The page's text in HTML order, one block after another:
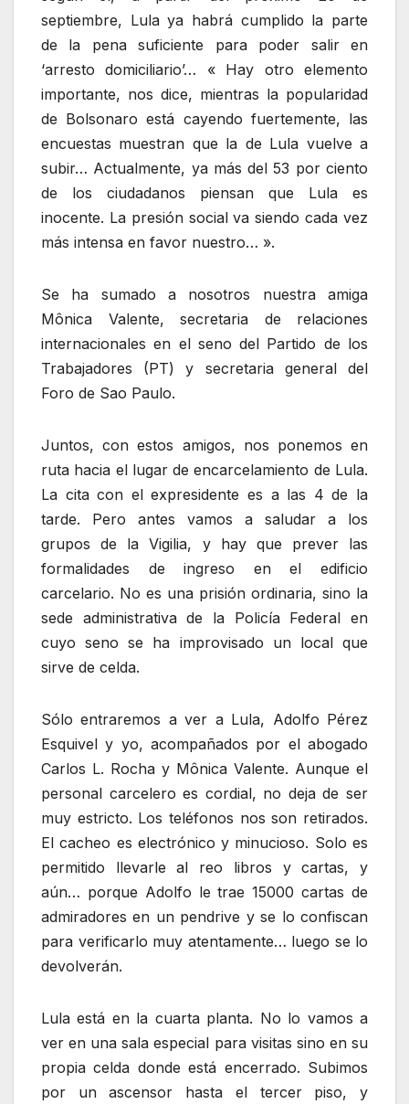
septiembre, Lula ya habrá cumplido la parte
de la pena suficiente para poder salir en
‘arresto domiciliario’… « Hay otro elemento
importante, nos dice, mientras la popularidad
de Bolsonaro está cayendo fuertemente, las
encuestas muestran que la de Lula vuelve a
subir… Actualmente, ya más del 53 por ciento
de los ciudadanos piensan que Lula es
inocente. La presión social va siendo cada vez
más intensa en favor nuestro… ».
Se ha sumado a nosotros nuestra amiga
Mônica Valente, secretaria de relaciones
internacionales en el seno del Partido de los
Trabajadores (PT) y secretaria general del
Foro de Sao Paulo.
Juntos, con estos amigos, nos ponemos en
ruta hacia el lugar de encarcelamiento de Lula.
La cita con el expresidente es a las 4 de la
tarde. Pero antes vamos a saludar a los
grupos de la Vigilia, y hay que prever las
formalidades de ingreso en el edificio
carcelario. No es una prisión ordinaria, sino la
sede administrativa de la Policía Federal en
cuyo seno se ha improvisado un local que
sirve de celda.
Sólo entraremos a ver a Lula, Adolfo Pérez
Esquivel y yo, acompañados por el abogado
Carlos L. Rocha y Mônica Valente. Aunque el
personal carcelero es cordial, no deja de ser
muy estricto. Los teléfonos nos son retirados.
El cacheo es electrónico y minucioso. Solo es
permitido llevarle al reo libros y cartas, y
aún… porque Adolfo le trae 15000 cartas de
admiradores en un pendrive y se lo confiscan
para verificarlo muy atentamente… luego se lo
devolverán.
Lula está en la cuarta planta. No lo vamos a
ver en una sala especial para visitas sino en su
propia celda donde está encerrado. Subimos
por un ascensor hasta el tercer piso, y